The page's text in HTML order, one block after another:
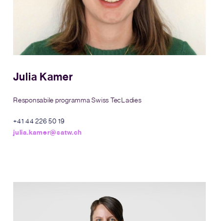
Julia Kamer
Responsabile programma Swiss TecLadies
+41 44 226 50 19
julia.kamer@satw.ch